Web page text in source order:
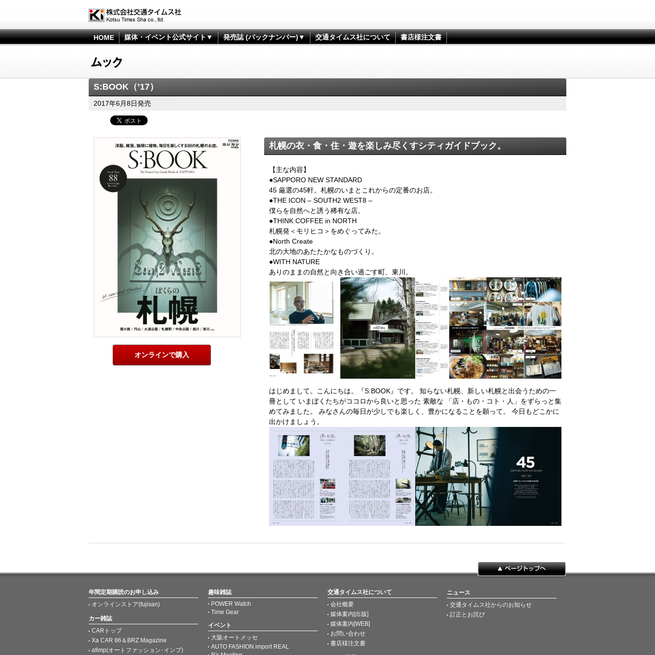
HOME 媒体・イベント公式サイト▼ 発売誌 (バックナンバー)▼ 交通タイムス社について 書店様注文書
S:BOOK（’17）
2017年6月8日発売
オンラインで購入
札幌の衣・食・住・遊を楽しみ尽くすシティガイドブック。
【主な内容】
●SAPPORO NEW STANDARD
45 厳選の45軒。札幌のいまとこれからの定番のお店。
●THE ICON – SOUTH2 WEST8 –
僕らを自然へと誘う稀有な店。
●THINK COFFEE in NORTH
札幌発＜モリヒコ＞をめぐってみた。
●North Create
北の大地のあたたかなものづくり。
●WITH NATURE
ありのままの自然と向き合い過ごす町、東川。
はじめまして。こんにちは。『S:BOOK』です。 知らない札幌、新しい札幌と出会うための一
冊として いまぼくたちがココロから良いと思った 素敵な 「店・もの・コト・人」をずらっと集
めてみました。 みなさんの毎日が少しでも楽しく、豊かになることを願って。 今日もどこかに
出かけましょう。
年間定期購読のお申し込み
オンラインストア(fujisan)
カー雑誌
CARトップ
Xa CAR 86＆BRZ Magazine
afimp(オートファッション･インプ)
趣味雑誌
POWER Watch
Time Gear
イベント
大阪オートメッセ
AUTO FASHION import REAL
交通タイムス社について
会社概要
媒体案内[出版]
媒体案内[WEB]
お問い合わせ
書店様注文書
ニュース
交通タイムス社からのお知らせ
訂正とお詫び